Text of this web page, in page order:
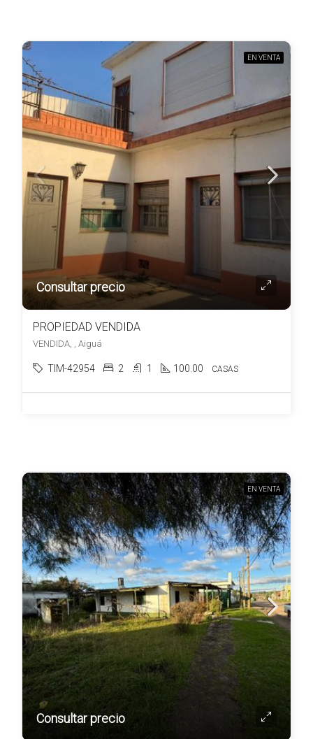
EN VENTA
Consultar precio
PROPIEDAD VENDIDA
VENDIDA, , Aiguá
TIM-42954 2 1 100.00 CASAS
EN VENTA
Consultar precio